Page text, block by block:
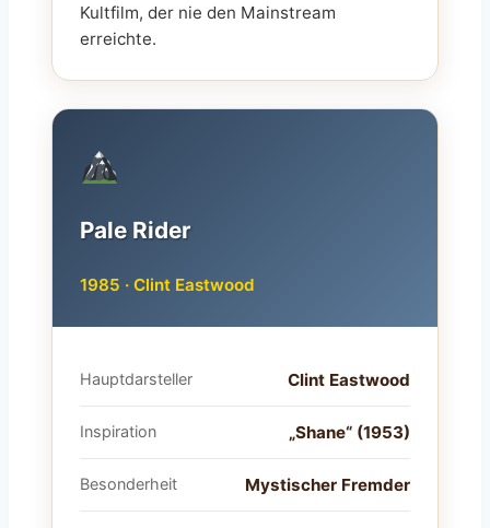
Kultfilm, der nie den Mainstream
erreichte.
Pale Rider
1985 · Clint Eastwood
Hauptdarsteller Clint Eastwood
Inspiration „Shane“ (1953)
Besonderheit Mystischer Fremder